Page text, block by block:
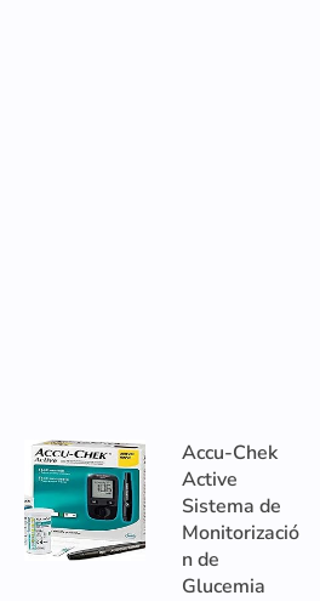
Accu-Chek
Active
Sistema de
Monitorizació
n de
Glucemia